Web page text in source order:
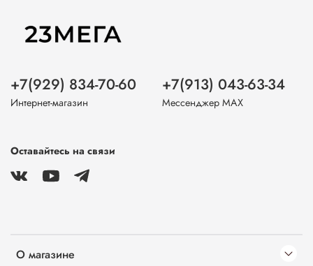
О магазине
+7(929) 834-70-60
Интернет-магазин
+7(913) 043-63-34
Мессенджер MAX
Оставайтесь на связи